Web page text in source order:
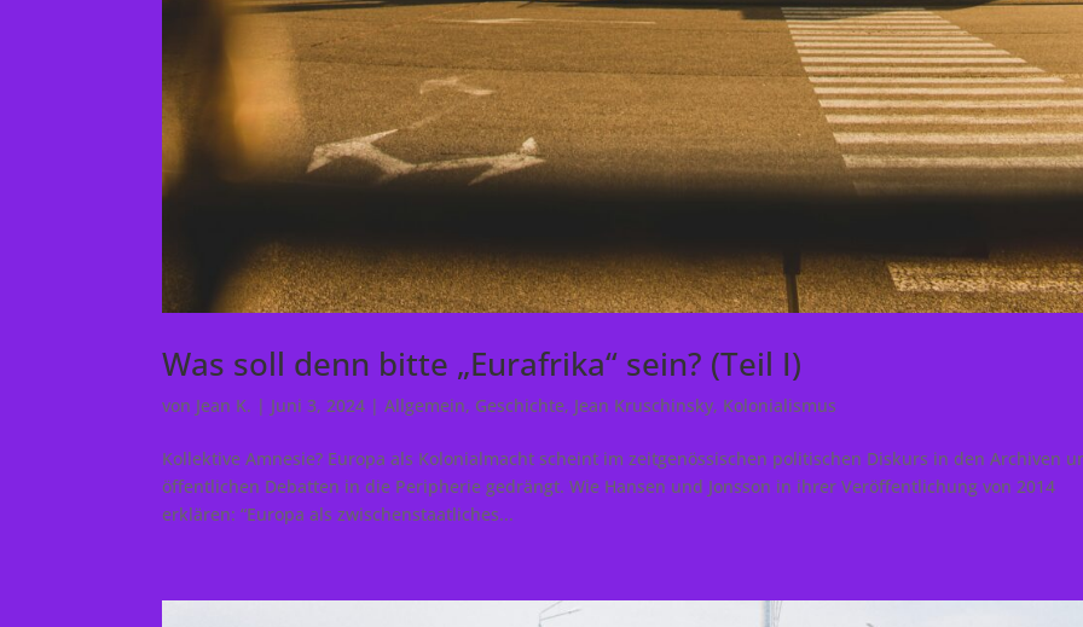
Was soll denn bitte „Eurafrika“ sein? (Teil I)
von Jean K. | Juni 3, 2024 |Allgemein, Geschichte, Jean Kruschinsky, Kolonialismus
Kollektive Amnesie? Europa als Kolonialmacht scheint im zeitgenössischen politischen Diskurs in den Archiven
öffentlichen Debatten in die Peripherie gedrängt. Wie Hansen und Jonsson in ihrer Veröffentlichung von 2014
erklären: “Europa als zwischenstaatliches...